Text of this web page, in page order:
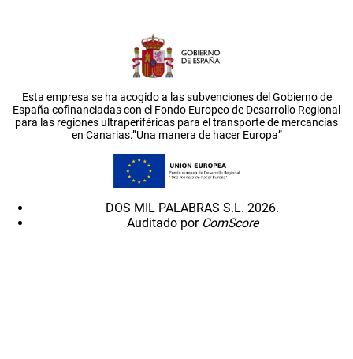
Esta empresa se ha acogido a las subvenciones del Gobierno de
España cofinanciadas con el Fondo Europeo de Desarrollo Regional
para las regiones ultraperiféricas para el transporte de mercancías
en Canarias.”Una manera de hacer Europa”
DOS MIL PALABRAS S.L. 2026.
Auditado por ComScore